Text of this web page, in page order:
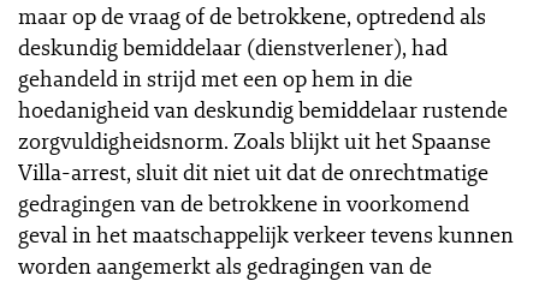
maar op de vraag of de betrokkene, optredend als
deskundig bemiddelaar (dienstverlener), had
gehandeld in strijd met een op hem in die
hoedanigheid van deskundig bemiddelaar rustende
zorgvuldigheidsnorm. Zoals blijkt uit het Spaanse
Villa-arrest, sluit dit niet uit dat de onrechtmatige
gedragingen van de betrokkene in voorkomend
geval in het maatschappelijk verkeer tevens kunnen
worden aangemerkt als gedragingen van de